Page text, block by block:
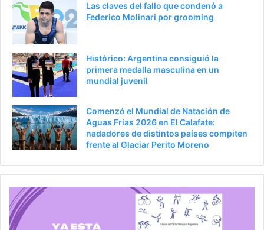
Las claves del fallo que condenó a
Federico Molinari por grooming
Histórico: Argentina consiguió la
primera medalla masculina en un
mundial juvenil
Comenzó el Mundial de Natación de
Aguas Frías 2026 en El Calafate:
nadadores de distintos países compiten
frente al Glaciar Perito Moreno